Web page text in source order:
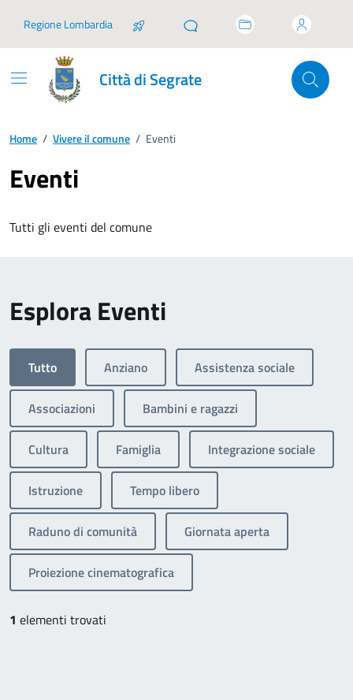
Regione Lombardia
Città di Segrate
Home / Vivere il comune / Eventi
Eventi
Tutti gli eventi del comune
Esplora Eventi
Tutto Anziano Assistenza sociale
Associazioni Bambini e ragazzi
Cultura Famiglia Integrazione sociale
Istruzione Tempo libero
Raduno di comunità Giornata aperta
Proiezione cinematografica
1 elementi trovati